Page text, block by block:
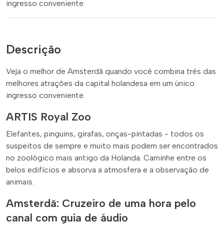
ingresso conveniente.
Descrição
Veja o melhor de Amsterdã quando você combina três das
melhores atrações da capital holandesa em um único
ingresso conveniente.
ARTIS Royal Zoo
Elefantes, pinguins, girafas, onças-pintadas - todos os
suspeitos de sempre e muito mais podem ser encontrados
no zoológico mais antigo da Holanda. Caminhe entre os
belos edifícios e absorva a atmosfera e a observação de
animais.
Amsterdã: Cruzeiro de uma hora pelo
canal com guia de áudio